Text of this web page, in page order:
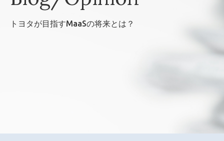
トヨタが目指すMaaSの将来とは？